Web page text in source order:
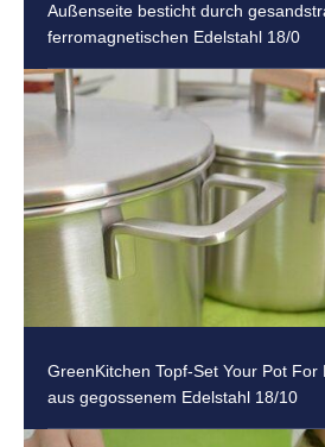
Außenseite besticht durch
ferromagnetischen Edelstahl 18/0
GreenKitchen Topf-Set Your Pot For
aus gegossenem Edelstahl 18/10